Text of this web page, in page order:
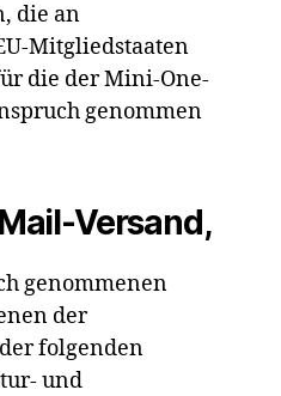
die an
Mitgliedstaaten
die der Mini-One-
genommen
Versand,
genommenen
der
folgenden
und